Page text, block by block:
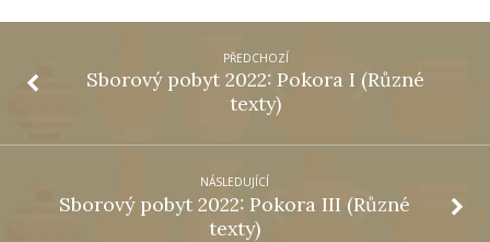
PŘEDCHOZÍ
Sborový pobyt 2022: Pokora I (Různé
texty)
NÁSLEDUJÍCÍ
Sborový pobyt 2022: Pokora III (Různé
texty)